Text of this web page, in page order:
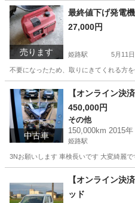
大阪 大阪市 住ノ江駅 その他
売ります
最終値下げ発電機
27,000円
姫路駅 5月11日
不要になったため、取りにきてくれる方
兵庫 姫路市 姫路駅 その他
中古車
【オンライン決
450,000円
その他
150,000km 2015年
姫路駅
3Nお願いします 車検長いです 大変綺麗で
姫路駅 その他
【オンライン決
ッド